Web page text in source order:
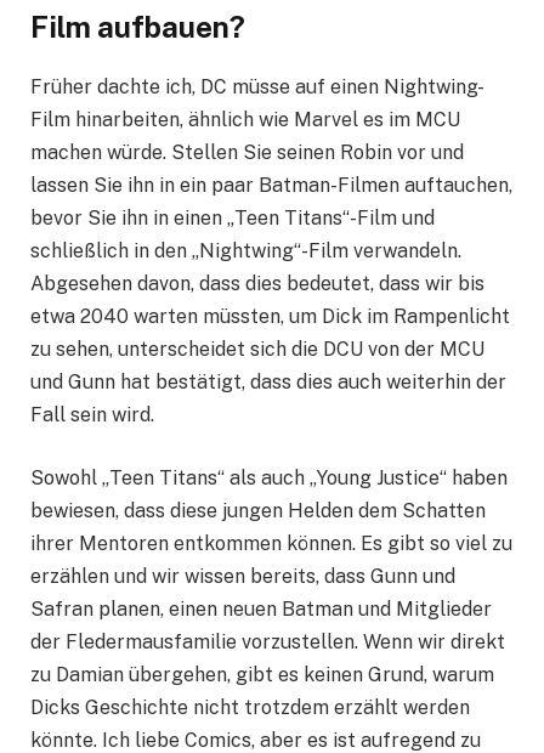
Film aufbauen?
Früher dachte ich, DC müsse auf einen Nightwing-
Film hinarbeiten, ähnlich wie Marvel es im MCU
machen würde. Stellen Sie seinen Robin vor und
lassen Sie ihn in ein paar Batman-Filmen auftauchen,
bevor Sie ihn in einen „Teen Titans“-Film und
schließlich in den „Nightwing“-Film verwandeln.
Abgesehen davon, dass dies bedeutet, dass wir bis
etwa 2040 warten müssten, um Dick im Rampenlicht
zu sehen, unterscheidet sich die DCU von der MCU
und Gunn hat bestätigt, dass dies auch weiterhin der
Fall sein wird.
Sowohl „Teen Titans“ als auch „Young Justice“ haben
bewiesen, dass diese jungen Helden dem Schatten
ihrer Mentoren entkommen können. Es gibt so viel zu
erzählen und wir wissen bereits, dass Gunn und
Safran planen, einen neuen Batman und Mitglieder
der Fledermausfamilie vorzustellen. Wenn wir direkt
zu Damian übergehen, gibt es keinen Grund, warum
Dicks Geschichte nicht trotzdem erzählt werden
könnte. Ich liebe Comics, aber es ist aufregend zu